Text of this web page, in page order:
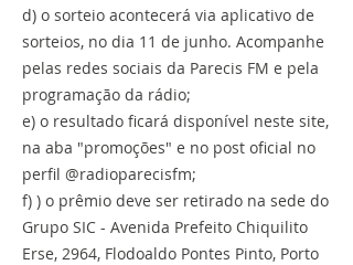
d) o sorteio acontecerá via aplicativo de
sorteios, no dia 11 de junho. Acompanhe
pelas redes sociais da Parecis FM e pela
programação da rádio;
e) o resultado ficará disponível neste site,
na aba "promoções" e no post oficial no
perfil @radioparecisfm;
f) ) o prêmio deve ser retirado na sede do
Grupo SIC - Avenida Prefeito Chiquilito
Erse, 2964, Flodoaldo Pontes Pinto, Porto